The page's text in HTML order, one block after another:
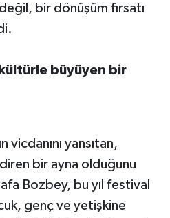
bir dönüşüm fırsatı
büyüyen bir
yansıtan,
bir ayna olduğunu
Bozbey, bu yıl festival
genç ve yetişkine